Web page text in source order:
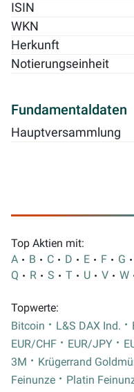
ISIN
WKN
Herkunft
Notierungseinheit
Fundamentaldaten
Hauptversammlung
Top Aktien mit:
A
B C D E F G
Q
R S T U V W
Topwerte:
Bitcoin
L&S DAX Ind.
EUR/CHF
EUR/JPY
3M
Krügerrand
Feinunze
Platin